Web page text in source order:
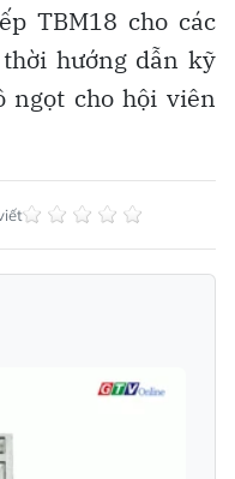
TBM18 cho các
hướng dẫn kỹ
ngọt cho hội viên